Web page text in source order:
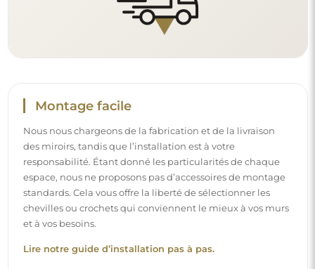
Montage facile
Nous nous chargeons de la fabrication et de la livraison
des miroirs, tandis que l’installation est à votre
responsabilité. Étant donné les particularités de chaque
espace, nous ne proposons pas d’accessoires de montage
standards. Cela vous offre la liberté de sélectionner les
chevilles ou crochets qui conviennent le mieux à vos murs
et à vos besoins.
Lire notre guide d’installation pas à pas.